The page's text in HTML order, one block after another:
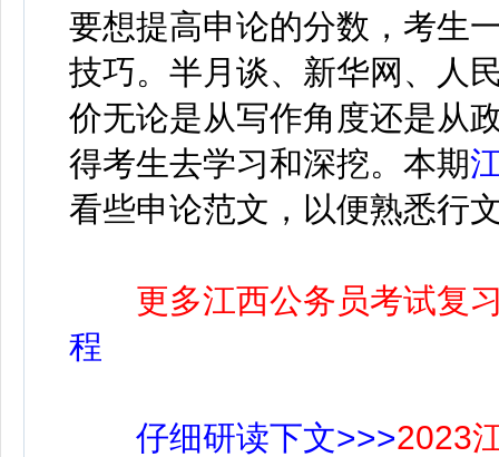
要想提高申论的分数，考生
技巧。半月谈、新华网、人
价无论是从写作角度还是从
得考生去学习和深挖。本期
看些申论范文，以便熟悉行
更多江西公务员考试复
程
仔细研读下文>>>2023